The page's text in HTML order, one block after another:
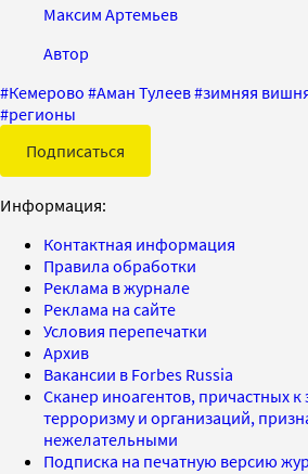
Максим Артемьев
Автор
#Кемерово #Аман Тулеев#зимняя
#регионы
Подписаться
Информация:
Контактная информация
Правила обработки
Реклама в журнале
Реклама на сайте
Условия перепечатки
Архив
Вакансии в Forbes Russia
Сканер иноагентов, причастных к
терроризму и организаций,
нежелательными
Подписка на печатную версию